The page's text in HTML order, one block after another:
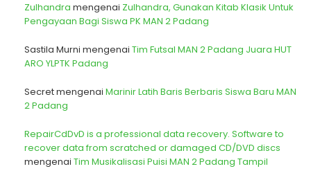
Zulhandra mengenai Zulhandra, Gunakan Kitab Klasik Untuk
Pengayaan Bagi Siswa PK MAN 2 Padang
Sastila Murni mengenai Tim Futsal MAN 2 Padang Juara HUT
ARO YLPTK Padang
Secretmengenai Marinir Latih Baris Berbaris Siswa Baru MAN
2 Padang
RepairCdDvD is a professional data recovery. Software to
recover data from scratched or damaged CD/DVD discs
mengenai Tim Musikalisasi Puisi MAN 2 Padang Tampil